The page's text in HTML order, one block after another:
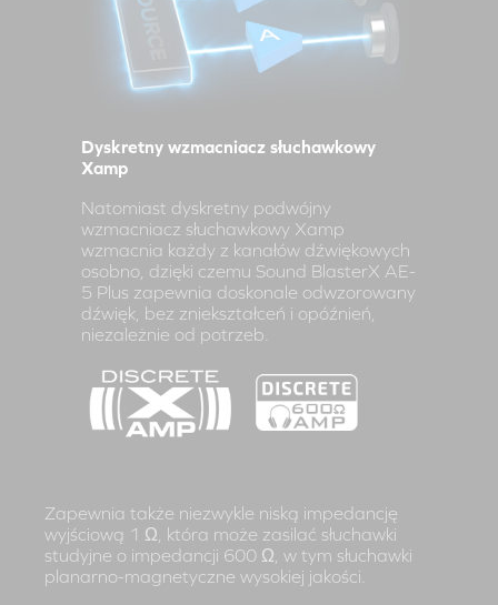
Dyskretny wzmacniacz słuchawkowy
Xamp
Natomiast dyskretny podwójny
wzmacniacz słuchawkowy Xamp
wzmacnia każdy z kanałów dźwiękowych
osobno, dzięki czemu Sound BlasterX AE-
5 Plus zapewnia doskonale odwzorowany
dźwięk, bez zniekształceń i opóźnień,
niezależnie od potrzeb.
Zapewnia także niezwykle niską impedancję
wyjściową 1 Ω, która może zasilać słuchawki
studyjne o impedancji 600 Ω, w tym słuchawki
planarno-magnetyczne wysokiej jakości.